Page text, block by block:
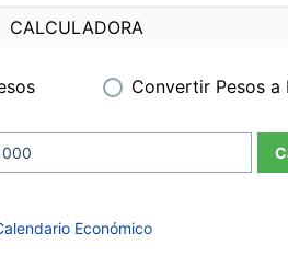
CALCULADORA
Convertir Pesos a
Económico